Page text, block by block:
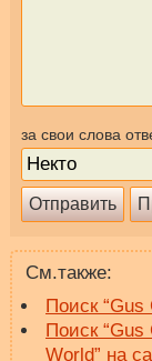
за свои слова
См.также:
Поиск “Gus
Поиск
World” на